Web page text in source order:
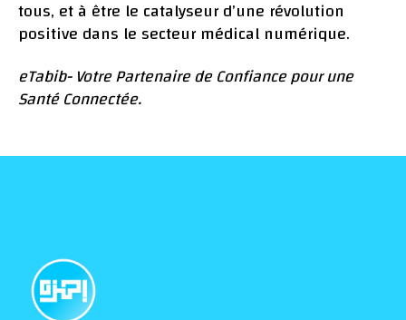
tous, et à être le catalyseur d’une révolution
positive dans le secteur médical numérique.
eTabib- Votre Partenaire de Confiance pour une
Santé Connectée.